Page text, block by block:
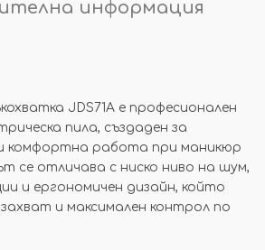
информация
JDS71A е професионален
пила, създаден за
комфортна работа при маникюр
се отличава с ниско ниво на шум,
и ергономичен дизайн, който
и максимален контрол по